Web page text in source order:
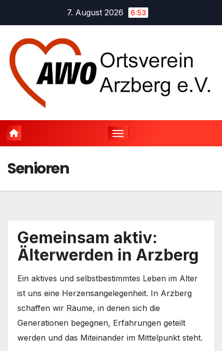
springen
7. August 2026 6:53
Senioren
Gemeinsam aktiv:
Älterwerden in Arzberg
Ein aktives und selbstbestimmtes Leben im Alter
ist uns eine Herzensangelegenheit. In Arzberg
schaffen wir Räume, in denen sich die
Generationen begegnen, Erfahrungen geteilt
werden und das Miteinander im Mittelpunkt steht.